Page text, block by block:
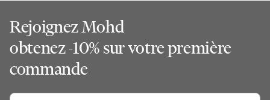
Rejoignez Mohd
obtenez -10% sur votre première
commande